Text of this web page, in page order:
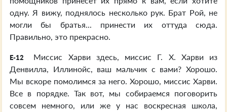
одну. Я вижу, поднялось несколько рук. Брат Рой, не
могли бы братья... принести их оттуда сюда.
Правильно, это прекрасно.
E-12
Миссис Харви здесь, миссис Г. Х. Харви из
Денвилла, Иллинойс, ваш мальчик с вами? Хорошо.
Мы вскоре помолимся за него. Хорошо, миссис Харви.
Все в порядке. Так вот, мы собираемся поговорить
совсем немного, или же у нас воскресная школа,